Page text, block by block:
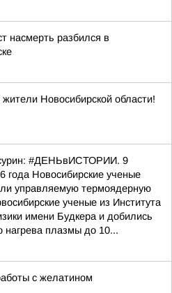
насмерть разбился в
Новосибирской области!
#ДЕНЬвИСТОРИИ. 9
года Новосибирские ученые
управляемую термоядерную
ученые из Института
имени Будкера и добились
нагрева плазмы до 10...
с желатином